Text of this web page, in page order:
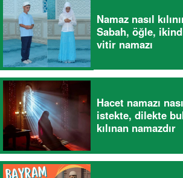
Namaz nasıl
Sabah, öğle,
vitir namazı
Hacet namazı
istekte, dilekte
kılınan namazdır